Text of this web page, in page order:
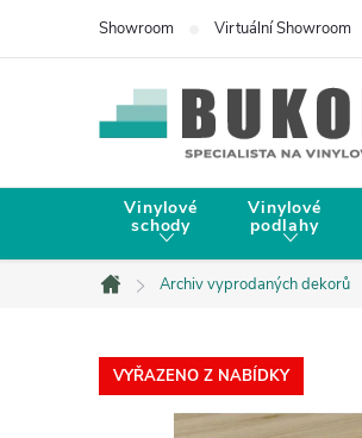
Showroom Virtuální Showroom
Vinylové
schody
Vinylové
podlahy
Domů
Archiv vyprodaných dekorů
VYŘAZENO Z NABÍDKY